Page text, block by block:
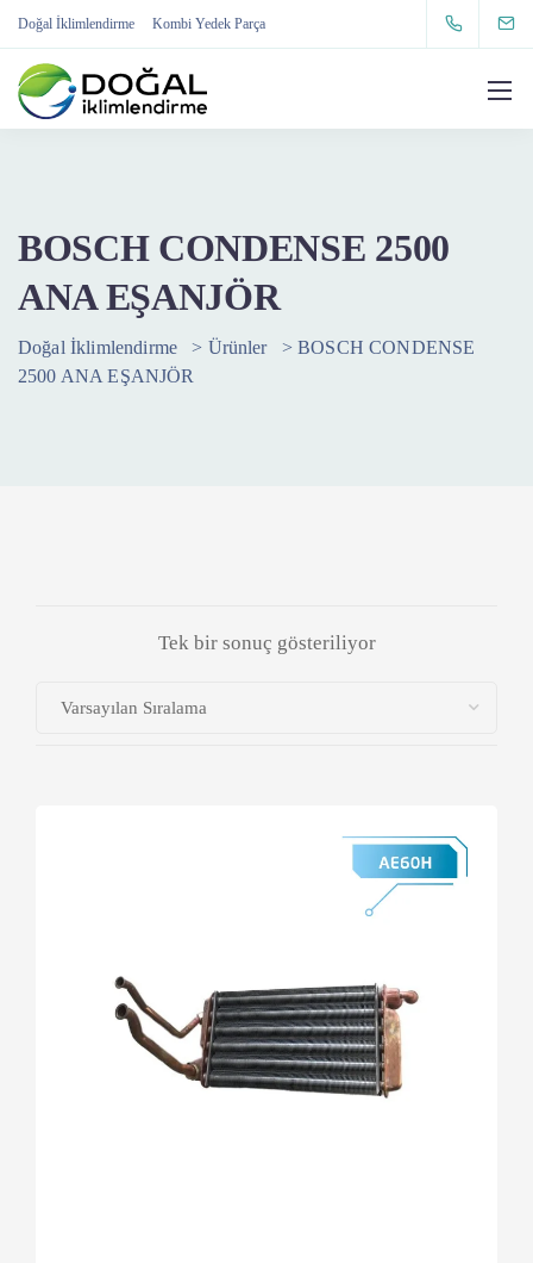
Doğal İklimlendirme Kombi Yedek Parça
BOSCH CONDENSE 2500
ANA EŞANJÖR
Doğal İklimlendirme > Ürünler >BOSCH CONDENSE
2500 ANA EŞANJÖR
Tek bir sonuç gösteriliyor